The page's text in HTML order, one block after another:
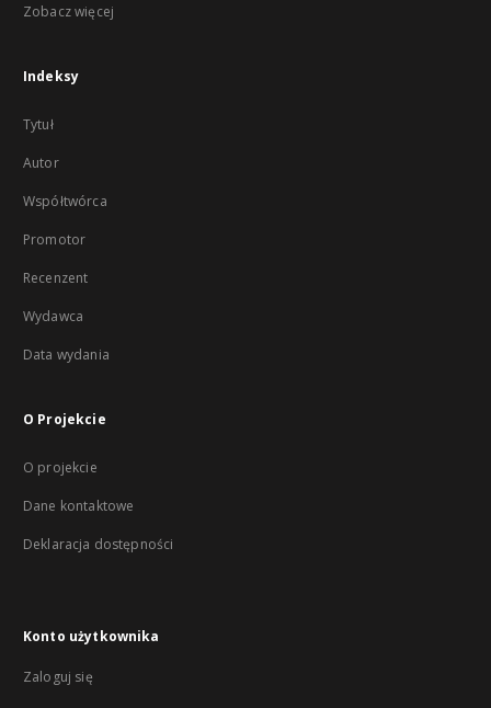
Zobacz więcej
Indeksy
Tytuł
Autor
Współtwórca
Promotor
Recenzent
Wydawca
Data wydania
O Projekcie
O projekcie
Dane kontaktowe
Deklaracja dostępności
Konto użytkownika
Zaloguj się